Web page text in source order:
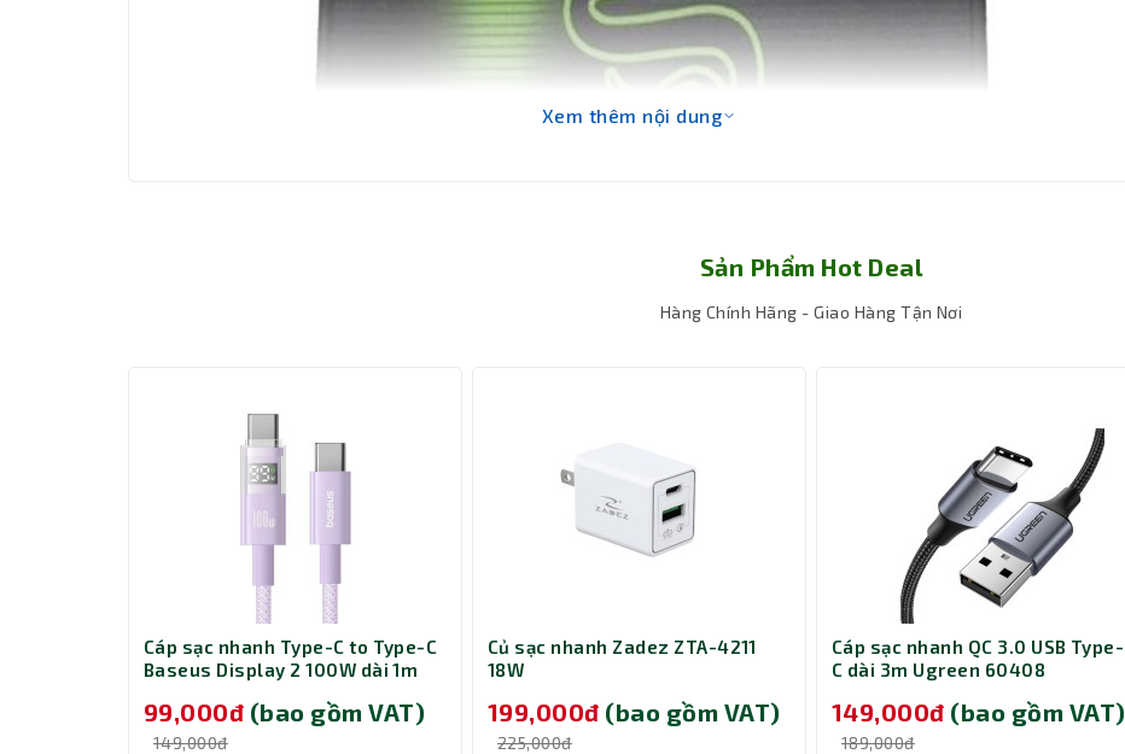
Miếng Lót Chuột rất gọn cho bạn dễ dàng mang theo đến mọi nơi, khi mang đi bạn chỉ cần cuộn lại sẽ dễ
dàng cho việc bỏ vào balô. Miếng lót chuột còn bảo vệ chuột yêu của bạn khỏi những va chạm thường gặp
như trên các bề mặt khác, tăng tuổi thọ và độ bền của chuột, sử dụng được bền lâu hơn. Sợi vải cấu trúc
đặc biệt tối ưu hóa khả năng điều khiển chuột.
Xem thêm nội dung
Sản Phẩm Hot Deal
Hàng Chính Hãng - Giao Hàng Tận Nơi
Cáp sạc nhanh Type-C to Type-C
Baseus Display 2 100W dài 1m
99,000đ (bao gồm VAT)
149,000đ
Củ sạc nhanh Zadez ZTA-4211
18W
199,000đ (bao gồm VAT)
225,000đ
Cáp sạc nhanh QC 3.0 USB Type-
C dài 3m Ugreen 60408
149,000đ (bao gồm VAT)
189,000đ